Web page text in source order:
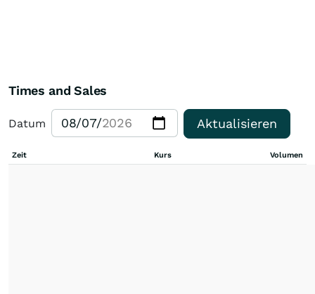
Times and Sales
Datum Aktualisieren
Zeit Kurs Volumen